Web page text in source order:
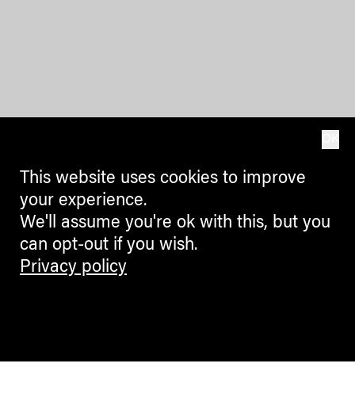
This website uses cookies to improve
your experience.
We'll assume you're ok with this, but you
can opt-out if you wish.
Privacy policy